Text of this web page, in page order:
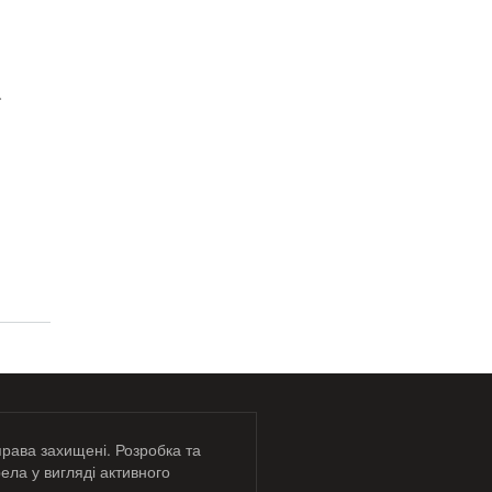
захищені. Розробка та
у вигляді активного